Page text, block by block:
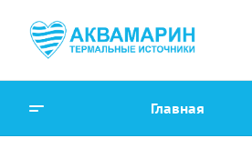
Главная